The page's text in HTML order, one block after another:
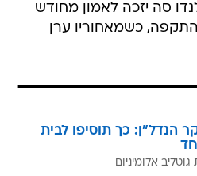
סה יזכה לאמון מחודש
כשמאחוריו ערן
הנדל"ן: כך תוסיפו לבית
אלומיניום